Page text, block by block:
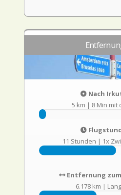
Nach
5 km | 8 Min mit
11 Stunden | 1x
Entfernung
6.178 km |